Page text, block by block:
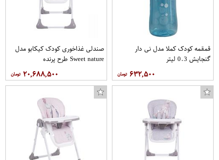
قمقمه کودک کملا مدل نی دار
گنجایش 0.3 لیتر
۶۳۲,۵۰۰
صندلی غذاخوری کودک کیکابو مدل
Sweet nature طرح پرنده
۲۰,۶۸۸,۵۰۰